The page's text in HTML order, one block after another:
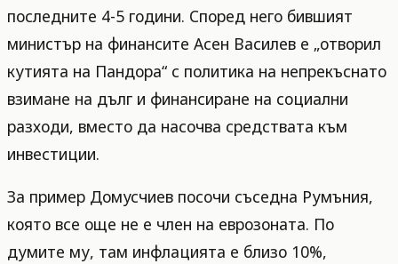
последните 4-5 години. Според него бившият
министър на финансите Асен Василев е „отворил
кутията на Пандора“ с политика на непрекъснато
взимане на дълг и финансиране на социални
разходи, вместо да насочва средствата към
инвестиции.
За пример Домусчиев посочи съседна Румъния,
която все още не е член на еврозоната. По
думите му, там инфлацията е близо 10%,